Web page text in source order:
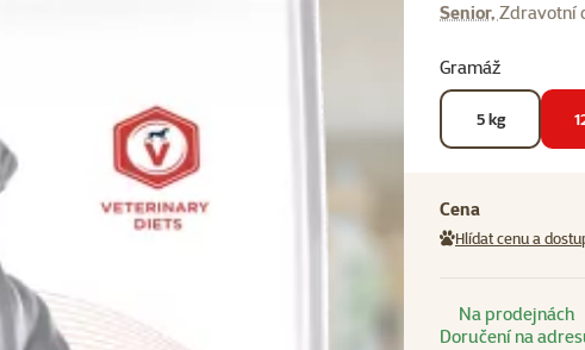
Senior, Zdravotní
Gramáž
5 kg
Cena
Hlídat cenu a
Na prodejnách
Doručení na